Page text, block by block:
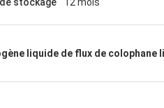
liquide de flux de colophane